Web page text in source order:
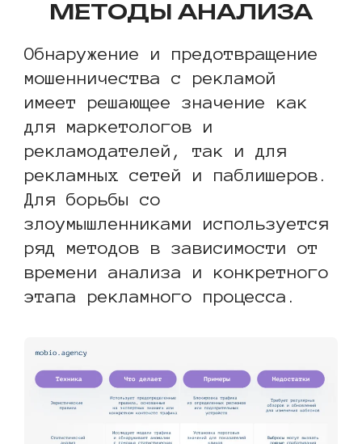
МЕТОДЫ АНАЛИЗА
Обнаружение и предотвращение
мошенничества с рекламой
имеет решающее значение как
для маркетологов и
рекламодателей, так и для
рекламных сетей и паблишеров.
Для борьбы со
злоумышленниками используется
ряд методов в зависимости от
времени анализа и конкретного
этапа рекламного процесса.